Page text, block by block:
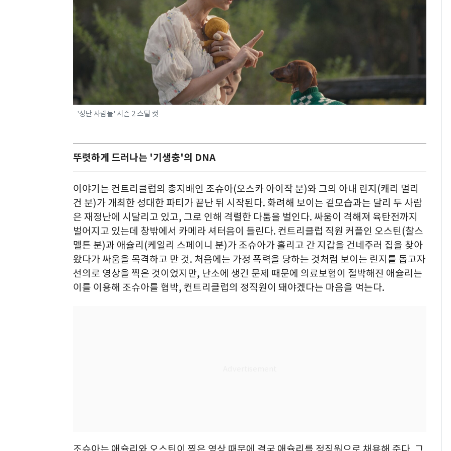
'성난 사람들' 시즌 2 스틸 컷
뚜렷하게 드러나는 '기생충'의 DNA
이야기는 컨트리클럽의 총지배인 조슈아(오스카 아이작 분)와 그의 아내 린지(캐리 멀리
건 분)가 개최한 성대한 파티가 끝난 뒤 시작된다. 화려해 보이는 겉모습과는 달리 두 사람
은 재정난에 시달리고 있고, 그로 인해 격렬한 다툼을 벌인다. 싸움이 격해져 육탄전까지
벌어지고 있는데 창밖에서 카메라 셔터음이 들린다. 컨트리클럽 직원 커플인 오스틴(찰스
멜튼 분)과 애슐리(케일리 스페이니 분)가 조슈아가 흘리고 간 지갑을 건네주러 집을 찾아
왔다가 싸움을 목격하고 만 것. 처음에는 가정 폭력을 당하는 것처럼 보이는 린지를 돕고자
선의로 영상을 찍은 것이었지만, 난소에 생긴 문제 때문에 의료보험이 절박해진 애슐리는
이를 이용해 조슈아를 협박, 컨트리클럽의 정직원이 돼야겠다는 마음을 먹는다.